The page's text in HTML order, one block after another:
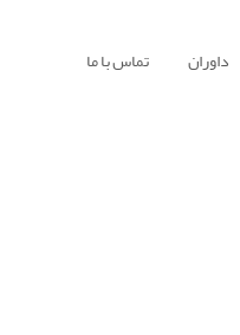
داوران تماس با ما